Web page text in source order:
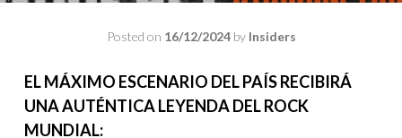
Posted on 16/12/2024by Insiders
EL MÁXIMO ESCENARIO DEL PAÍS RECIBIRÁ
UNA AUTÉNTICA LEYENDA DEL ROCK
MUNDIAL: